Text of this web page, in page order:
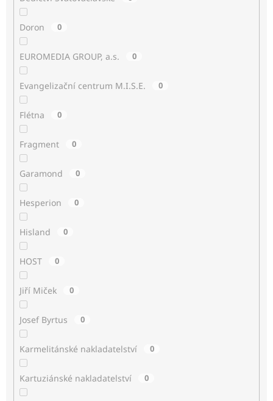
Doron 0
EUROMEDIA GROUP, a.s. 0
Evangelizační centrum M.I.S.E. 0
Flétna 0
Fragment 0
Garamond 0
Hesperion 0
Hisland 0
HOST 0
Jiří Miček 0
Josef Byrtus 0
Karmelitánské nakladatelství 0
Kartuziánské nakladatelství 0